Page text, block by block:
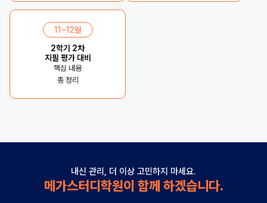
11~12월
2학기 2차
지필 평가 대비
핵심 내용
총 정리
내신 관리, 더 이상 고민하지 마세요.
메가스터디학원이 함께 하겠습니다.